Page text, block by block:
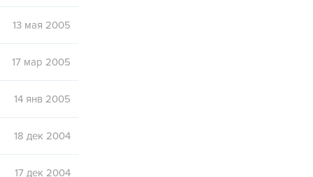
13 мая 2005
17 мар 2005
14 янв 2005
18 дек 2004
17 дек 2004